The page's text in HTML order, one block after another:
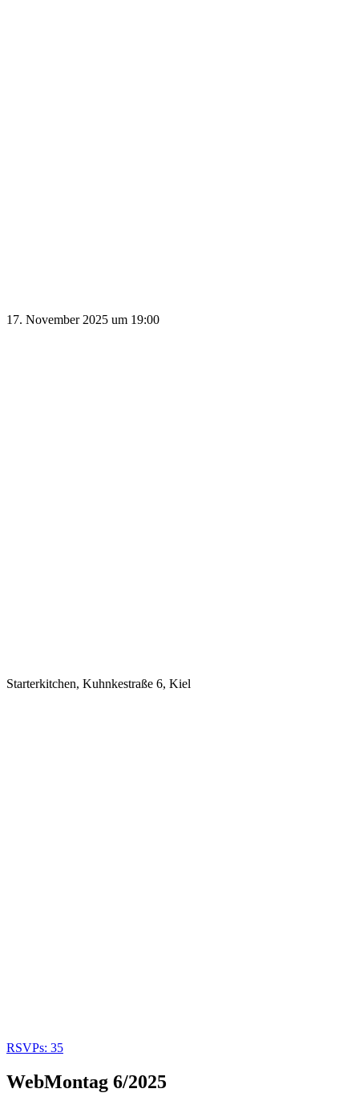
17. November 2025 um 19:00
Starterkitchen, Kuhnkestraße 6, Kiel
RSVPs: 35
WebMontag 6/2025